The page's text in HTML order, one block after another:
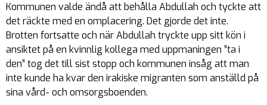
Kommunen valde ändå att behålla Abdullah och tyckte att
det räckte med en omplacering. Det gjorde det inte.
Brotten fortsatte och när Abdullah tryckte upp sitt kön i
ansiktet på en kvinnlig kollega med uppmaningen ”ta i
den” tog det till sist stopp och kommunen insåg att man
inte kunde ha kvar den irakiske migranten som anställd på
sina vård- och omsorgsboenden.